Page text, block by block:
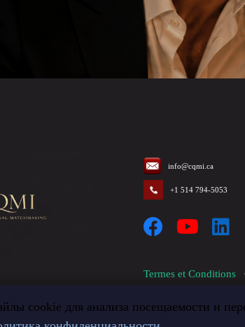
cookie для анализа посещаемости и
info@cqmi.ca
+1 514 794-5053
Termes et Conditions